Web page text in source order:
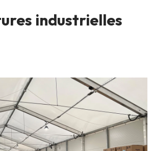
industrielles